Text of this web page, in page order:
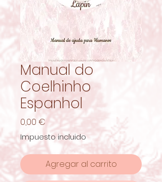
Manual do
Coelhinho
Espanhol
0,00 €Precio
Impuesto incluido
Agregar al carrito